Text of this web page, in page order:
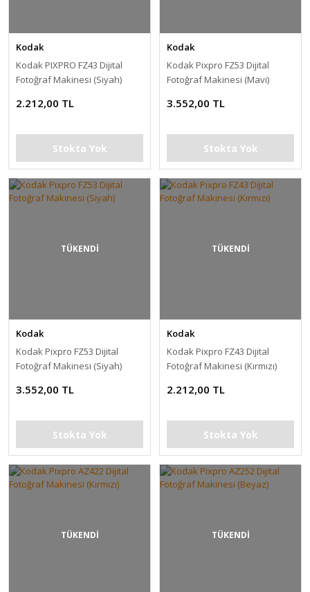
Kodak
Kodak PIXPRO FZ43 Dijital
Fotoğraf Makinesi (Siyah)
2.212,00 TL
Stokta Yok
Kodak
Kodak Pixpro FZ53 Dijital
Fotoğraf Makinesi (Mavi)
3.552,00 TL
Stokta Yok
TÜKENDİ
Kodak
Kodak Pixpro FZ53 Dijital
Fotoğraf Makinesi (Siyah)
3.552,00 TL
Stokta Yok
TÜKENDİ
Kodak
Kodak Pixpro FZ43 Dijital
Fotoğraf Makinesi (Kırmızı)
2.212,00 TL
Stokta Yok
TÜKENDİ TÜKENDİ